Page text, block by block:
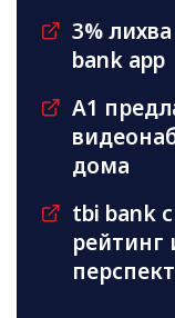
3%
bank app
A1
дома
tbi bank
рейтинг